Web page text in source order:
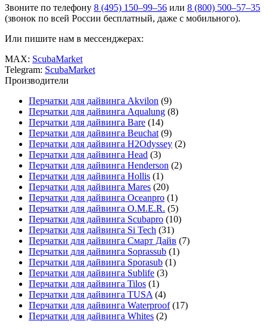
Звоните по телефону 8 (495) 150–99–56 или 8 (800) 500–57–35
(звонок по всей России бесплатный, даже с мобильного).
Или пишите нам в мессенджерах:
MAX: ScubaMarket
Telegram: ScubaMarket
Производители
Перчатки для дайвинга Akvilon (9)
Перчатки для дайвинга Aqualung (8)
Перчатки для дайвинга Bare (14)
Перчатки для дайвинга Beuchat (9)
Перчатки для дайвинга H2Odyssey (2)
Перчатки для дайвинга Head (3)
Перчатки для дайвинга Henderson (2)
Перчатки для дайвинга Hollis (1)
Перчатки для дайвинга Mares (20)
Перчатки для дайвинга Oceanpro (1)
Перчатки для дайвинга O.M.E.R. (5)
Перчатки для дайвинга Scubapro (10)
Перчатки для дайвинга Si Tech (31)
Перчатки для дайвинга Смарт Дайв (7)
Перчатки для дайвинга Soprassub (1)
Перчатки для дайвинга Sporasub (1)
Перчатки для дайвинга Sublife (3)
Перчатки для дайвинга Tilos (1)
Перчатки для дайвинга TUSA (4)
Перчатки для дайвинга Waterproof(17)
Перчатки для дайвинга Whites (2)